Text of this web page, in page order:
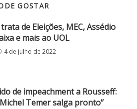
GOSTAR
de Eleições, MEC, Assédio
e mais ao UOL
4 de julho de 2022
de impeachment a Rousseff:
Temer salga pronto”